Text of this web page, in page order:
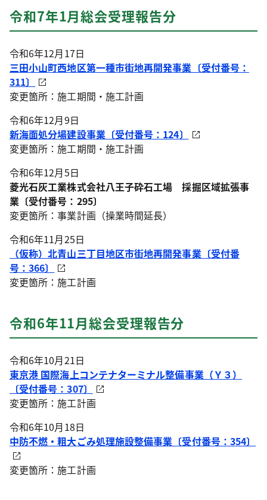
令和7年1月総会受理報告分
令和6年12月17日
三田小山町西地区第一種市街地再開発事業〔受付番号：
311〕
変更箇所：施工期間・施工計画
令和6年12月9日
新海面処分場建設事業〔受付番号：124〕
変更箇所：施工期間・施工計画
令和6年12月5日
菱光石灰工業株式会社八王子砕石工場 採掘区域拡張事
業〔受付番号：295〕
変更箇所：事業計画（操業時間延長）
令和6年11月25日
（仮称）北青山三丁目地区市街地再開発事業〔受付番
号：366〕
変更箇所：施工計画
令和6年11月総会受理報告分
令和6年10月21日
東京港 国際海上コンテナターミナル整備事業（Ｙ３）
〔受付番号：307〕
変更箇所：施工計画
令和6年10月18日
中防不燃・粗大ごみ処理施設整備事業〔受付番号：354〕
変更箇所：施工計画